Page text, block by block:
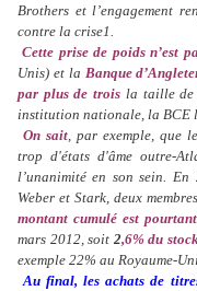
Brothers et l’engagement
contre la crise1.
Cette prise de poids n’est
Unis) et la Banque
par plus de trois la taille
institution nationale, la BCE
On sait, par exemple, que
trop d'états d'âme outre-
l’unanimité en son sein. En
Weber et Stark, deux
montant cumulé est
mars 2012, soit 2,6% du
exemple 22% au Royaume-
Au final, les achats de